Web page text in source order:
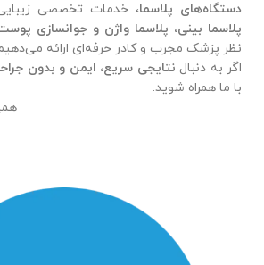
دستگاه‌های پلاسما، خدمات تخصصی
پلاسما بینی، پلاسما واژن و جوانسازی
نظر پزشک مجرب و کادر حرفه‌ای ارائه
اگر به دنبال نتایجی سریع، ایمن و بدون
با ما همراه شوید.